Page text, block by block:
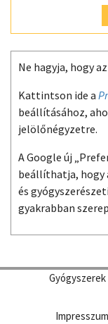
Ne hagyja, hogy
Kattintson ide a
beállításához,
jelölőnégyzetre.
A Google új
beállíthatja, hogy
és
gyakrabban
Gyógyszerek
Impresszum